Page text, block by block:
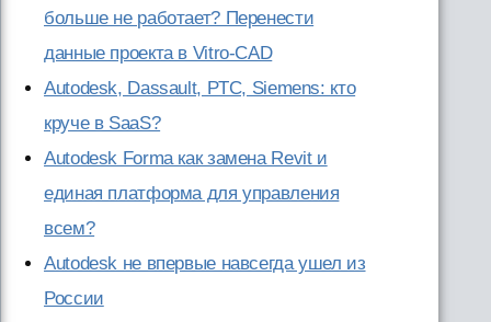
больше не работает? Перенести
данные проекта в Vitro-CAD
Autodesk, Dassault, PTC, Siemens: кто
круче в SaaS?
Autodesk Forma как замена Revit и
единая платформа для управления
всем?
Autodesk не впервые навсегда ушел из
России